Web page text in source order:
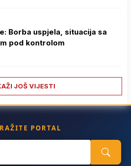
Borba uspjela, situacija sa
pod kontrolom
JOŠ VIJESTI
PORTAL